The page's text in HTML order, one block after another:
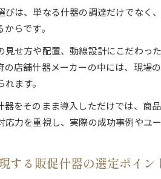
びは、単なる什器の調達だけでなく
らです。
見せ方や配置、動線設計にこだわっ
の店舗什器メーカーの中には、現場
ます。
器をそのまま導入しただけでは、商
応力を重視し、実際の成功事例やユ
する販促什器の選定ポイン